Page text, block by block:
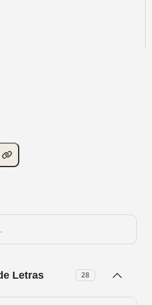
Letras 28